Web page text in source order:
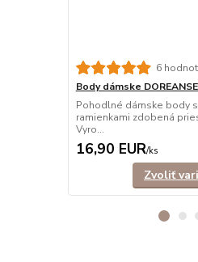
6
Body dámske
Pohodlné dámske body
ramienkami zdobená
Vyro...
16,90 EUR/ks
Zvoliť